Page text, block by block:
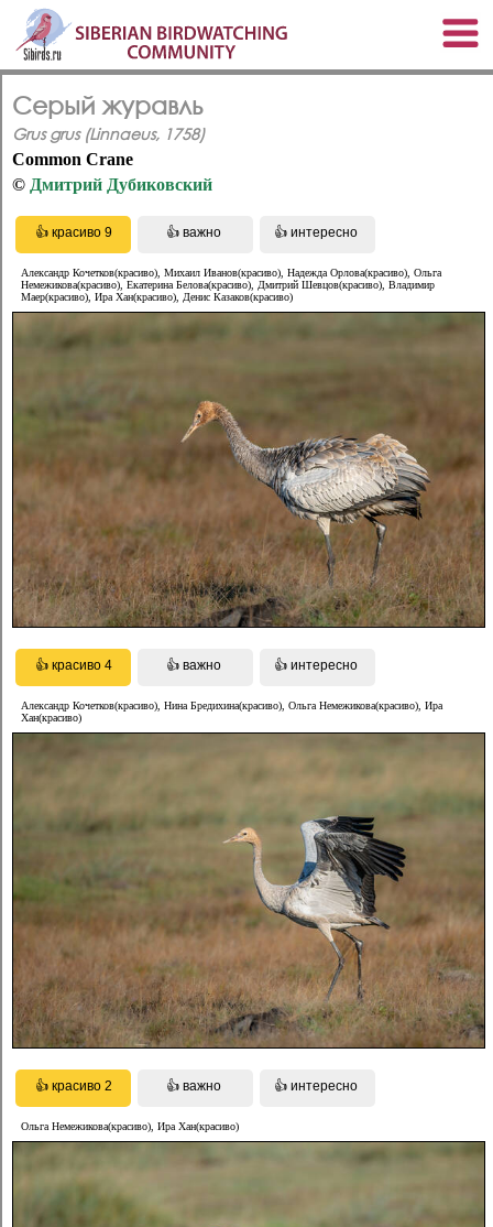
Серый журавль
Grus grus (Linnaeus, 1758)
Common Crane
© Дмитрий Дубиковский
Александр Кочетков(красиво), Михаил Иванов(красиво), Надежда Орлова(красиво), Ольга
Немежикова(красиво), Екатерина Белова(красиво), Дмитрий Шевцов(красиво), Владимир
Маер(красиво), Ира Хан(красиво), Денис Казаков(красиво)
Александр Кочетков(красиво), Нина Бредихина(красиво), Ольга Немежикова(красиво), Ира
Хан(красиво)
Ольга Немежикова(красиво), Ира Хан(красиво)